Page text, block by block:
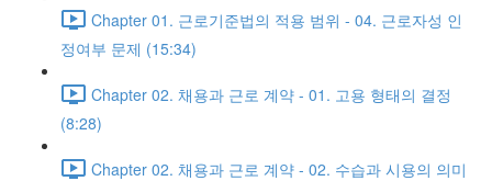
Chapter 01. 근로기준법의 적용 범위 - 04. 근로자성 인
정여부 문제 (15:34)
Chapter 02. 채용과 근로 계약 - 01. 고용 형태의 결정
(8:28)
Chapter 02. 채용과 근로 계약 - 02. 수습과 시용의 의미